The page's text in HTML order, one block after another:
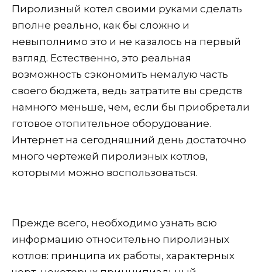
Пиролизный котел своими руками сделать
вполне реально, как бы сложно и
невыполнимо это и не казалось на первый
взгляд. Естественно, это реальная
возможность сэкономить немалую часть
своего бюджета, ведь затратите вы средств
намного меньше, чем, если бы приобретали
готовое отопительное оборудование.
Интернет на сегодняшний день достаточно
много чертежей пиролизных котлов,
которыми можно воспользоваться.
Прежде всего, необходимо узнать всю
информацию относительно пиролизных
котлов: принципа их работы, характерных